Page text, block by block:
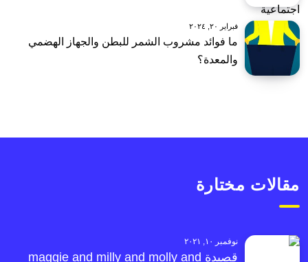
فبراير ٢٠, ٢٠٢٤
ما فوائد مشروب الشمر للبطن والجهاز الهضمي
والمعدة؟
مقالات مختارة
نوفمبر ١٠, ٢٠٢١
قصيدة maggie and milly and molly and